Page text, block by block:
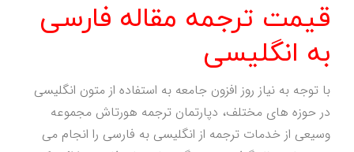
قیمت ترجمه مقاله فارسی
به انگلیسی
با توجه به نیاز روز افزون جامعه به استفاده از متون انگلیسی
در حوزه های مختلف، دپارتمان ترجمه هورتاش مجموعه
وسیعی از خدمات ترجمه از انگلیسی به فارسی را انجام می